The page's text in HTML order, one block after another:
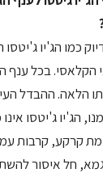
כמו הג'יו ג'יטסו
הקלאסי. בכל
הלאה. ההבדל
הג'יו ג'יטסו
קרקע, קרבות
חל איסור